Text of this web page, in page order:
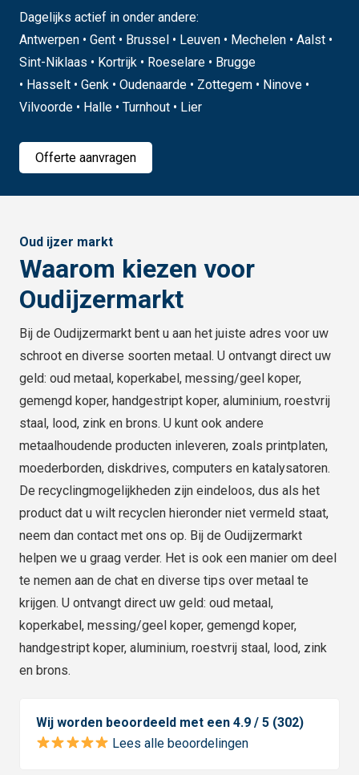
Dagelijks actief in onder andere:
Antwerpen • Gent • Brussel • Leuven • Mechelen • Aalst •
Sint-Niklaas • Kortrijk • Roeselare • Brugge
• Hasselt • Genk • Oudenaarde • Zottegem • Ninove •
Vilvoorde • Halle • Turnhout • Lier
Offerte aanvragen
Oud ijzer markt
Waarom kiezen voor
Oudijzermarkt
Bij de Oudijzermarkt bent u aan het juiste adres voor uw
schroot en diverse soorten metaal. U ontvangt direct uw
geld: oud metaal, koperkabel, messing/geel koper,
gemengd koper, handgestript koper, aluminium, roestvrij
staal, lood, zink en brons. U kunt ook andere
metaalhoudende producten inleveren, zoals printplaten,
moederborden, diskdrives, computers en katalysatoren.
De recyclingmogelijkheden zijn eindeloos, dus als het
product dat u wilt recyclen hieronder niet vermeld staat,
neem dan contact met ons op. Bij de Oudijzermarkt
helpen we u graag verder. Het is ook een manier om deel
te nemen aan de chat en diverse tips over metaal te
krijgen. U ontvangt direct uw geld: oud metaal,
koperkabel, messing/geel koper, gemengd koper,
handgestript koper, aluminium, roestvrij staal, lood, zink
en brons.
Wij worden beoordeeld met een 4.9 / 5 (302)
Lees alle beoordelingen